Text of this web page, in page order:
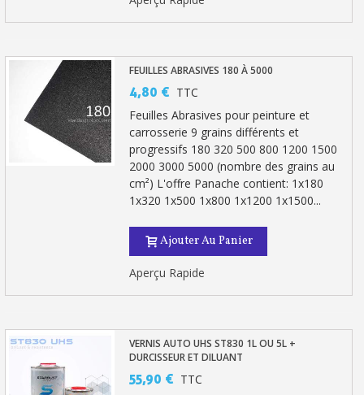
FEUILLES ABRASIVES 180 À 5000
4,80 € TTC
Feuilles Abrasives pour peinture et
carrosserie 9 grains différents et
progressifs 180 320 500 800 1200 1500
2000 3000 5000 (nombre des grains au
cm²) L'offre Panache contient: 1x180
1x320 1x500 1x800 1x1200 1x1500...
Ajouter Au Panier
Aperçu Rapide
VERNIS AUTO UHS ST830 1L OU 5L +
DURCISSEUR ET DILUANT
55,90 € TTC